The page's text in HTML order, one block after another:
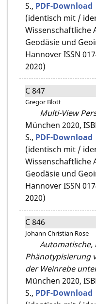
S., PDF-Download
(identisch mit /
Wissenschaftliche
Geodäsie und
Hannover ISSN
2020)
C 847
Gregor Blott
Multi-View
München 2020,
S., PDF-Download
(identisch mit /
Wissenschaftliche
Geodäsie und
Hannover ISSN
2020)
C 846
Johann Christian Rose
Automatische,
Phänotypisierung
der Weinrebe
München 2020,
S., PDF-Download